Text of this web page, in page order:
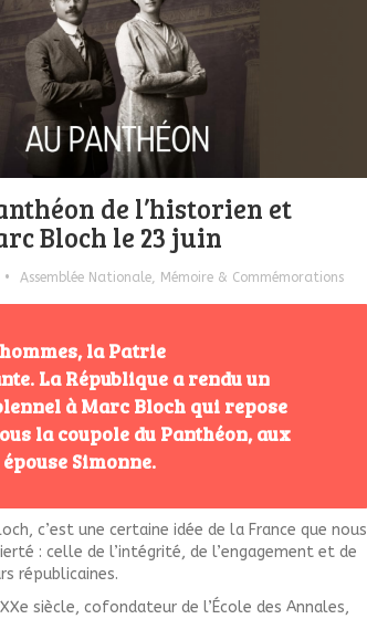
de l’historien et
Bloch le 23 juin
• Assemblée Nationale, Mémoire & Commémorations
la Patrie
La République a rendu un
à Marc Bloch qui repose
la coupole du Panthéon, aux
Simonne.
c’est une certaine idée de la France que nous
: celle de l’intégrité, de l’engagement et de
républicaines.
siècle, cofondateur de l’École des Annales,